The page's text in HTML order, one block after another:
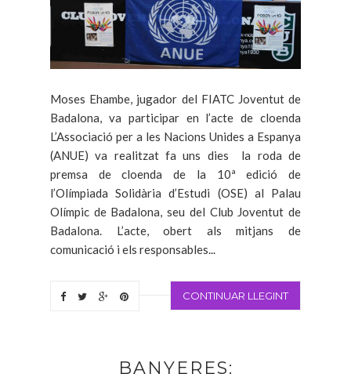
Moses Ehambe, jugador del FIATC Joventut de
Badalona, va participar en l’acte de cloenda
L’Associació per a les Nacions Unides a Espanya
(ANUE) va realitzat fa uns dies la roda de
premsa de cloenda de la 10ª edició de
l’Olímpiada Solidària d’Estudi (OSE) al Palau
Olímpic de Badalona, seu del Club Joventut de
Badalona. L’acte, obert als mitjans de
comunicació i els responsables...
CONTINUAR LLEGINT
BANYERES: